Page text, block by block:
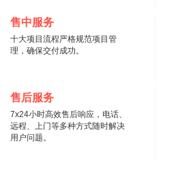
售中服务
十大项目流程严格规范项目管
理，确保交付成功。
售后服务
7x24小时高效售后响应，电话、
远程、上门等多种方式随时解决
用户问题。